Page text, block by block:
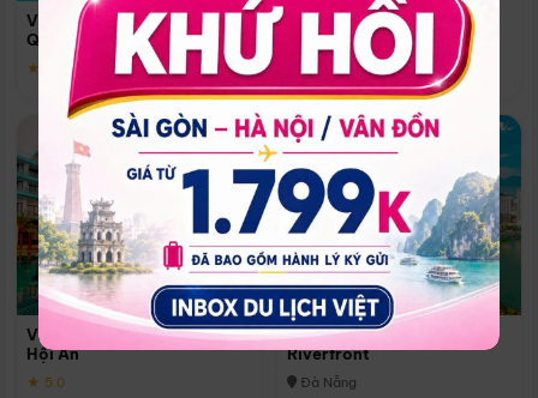
Vinpearl Resort & Spa Phu
Quoc
★ 5.0
Quoc
Phú Quốc
★ 5.0
Vinpearl Resort & Golf Nam
Hội An
★ 5.0
Melia Vinpearl Danang
Riverfront
Đà Nẵng